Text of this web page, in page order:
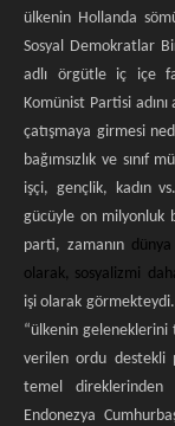
ülkenin Hollanda
Sosyal Demokratlar
adlı örgütle iç içe
Komünist Partisi
çatışmaya girmesi
bağımsızlık ve
işçi, gençlik, kadın
gücüyle on milyonluk
parti, zamanın
olarak, sosyalizmi
işi olarak görmekteydi.
“ülkenin
verilen ordu destekli
temel
Endonezya